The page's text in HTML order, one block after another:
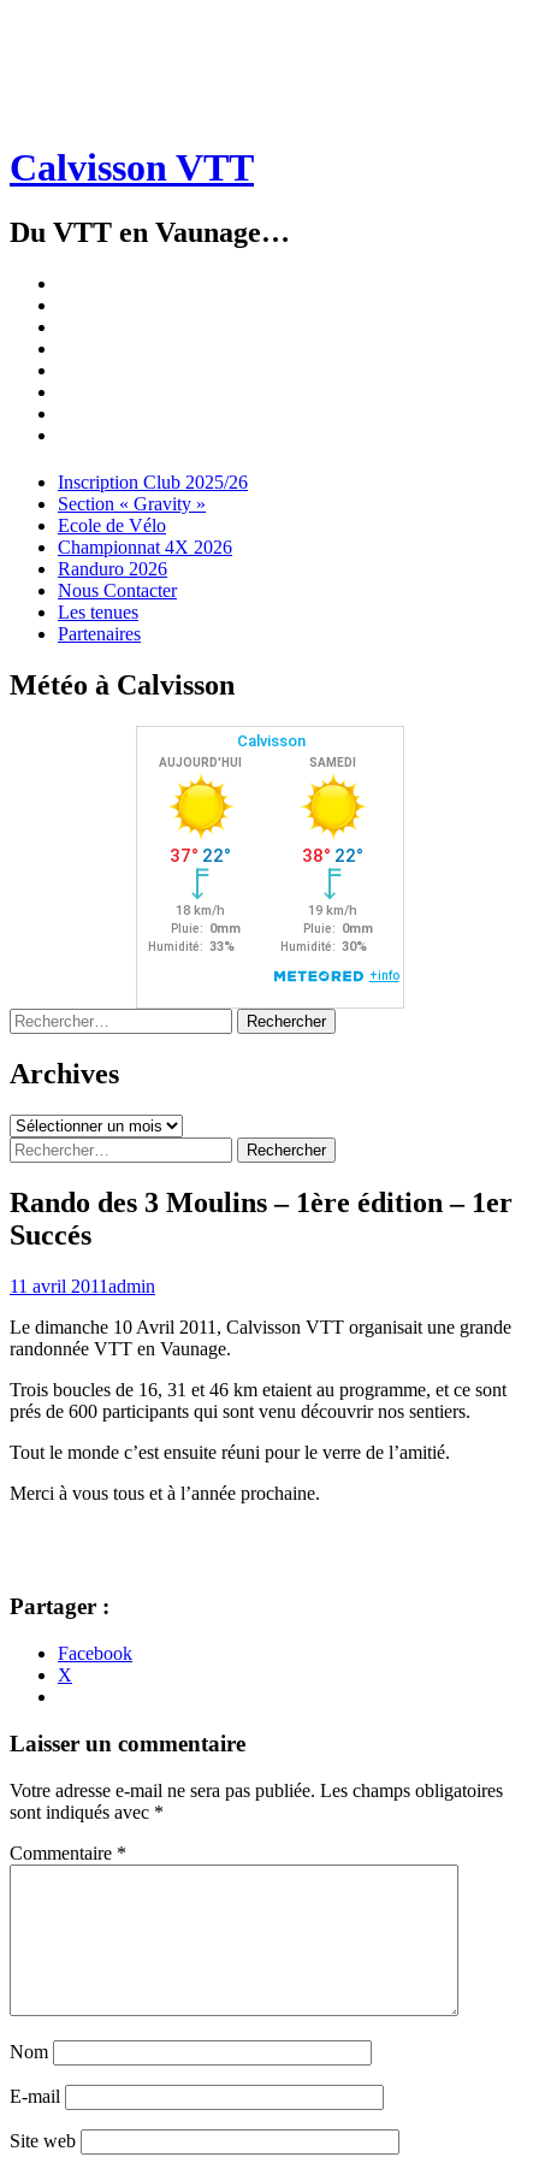
Calvisson VTT
Du VTT en Vaunage…
Menu
Widgets
Recherche
Aller
contenu
Inscription Club 2025/26
Section « Gravity »
Ecole de Vélo
Championnat 4X 2026
Randuro 2026
Nous Contacter
Les tenues
Partenaires
Météo à Calvisson
Rechercher :
Archives
Archives
Rechercher :
Rando des 3 Moulins – 1ère édition – 1er
Succés
11 avril 2011admin
Le dimanche 10 Avril 2011, Calvisson VTT organisait une grande
randonnée VTT en Vaunage.
Trois boucles de 16, 31 et 46 km etaient au programme, et ce sont
prés de 600 participants qui sont venu découvrir nos sentiers.
Tout le monde c’est ensuite réuni pour le verre de l’amitié.
Merci à vous tous et à l’année prochaine.
Partager :
Facebook
X
Navigation
articles
←
→
Laisser un commentaire
Votre adresse e-mail ne sera pas publiée. Les champs obligatoires
sont indiqués avec *
Commentaire *
Nom
E-mail
Site web